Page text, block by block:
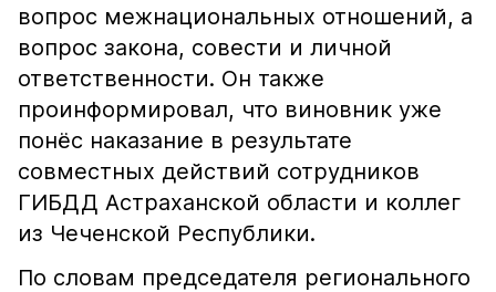
вопрос межнациональных отношений, а
вопрос закона, совести и личной
ответственности. Он также
проинформировал, что виновник уже
понёс наказание в результате
совместных действий сотрудников
ГИБДД Астраханской области и коллег
из Чеченской Республики.
По словам председателя регионального